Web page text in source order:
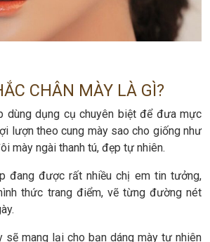
CHÂN MÀY LÀ GÌ?
dùng dụng cụ chuyên biệt để đưa mực
lượn theo cung mày sao cho giống như
mày ngài thanh tú, đẹp tự nhiên.
đang được rất nhiều chị em tin tưởng,
thức trang điểm, vẽ từng đường nét
sẽ mang lại cho bạn dáng mày tự nhiên